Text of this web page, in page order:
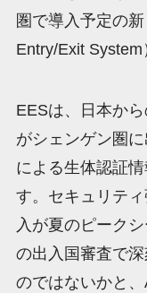
圏で導入予定の
Entry/Exit System
EESは、日本か
がシェンゲン圏
による生体認証
す。セキュリテ
入が夏のピーク
の出入国審査で
のではないかと